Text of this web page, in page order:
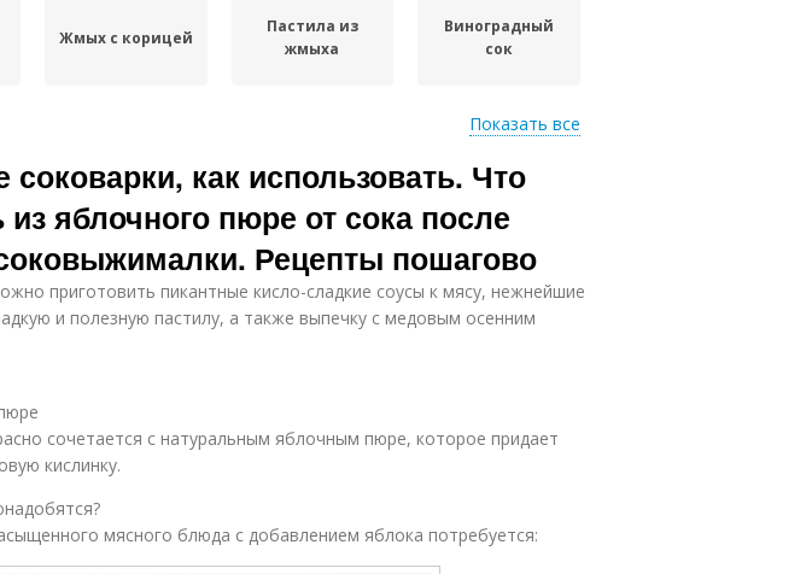
Жмых с корицей
Пастила из
жмыха
Виноградный
сок
Печение из
жмыха
Яблочный жмых
Мармелад из
яблочного
жмыха
Показать все
как использовать. Что
из яблочного пюре от сока после
Рецепты пошагово
приготовить пикантные кисло-сладкие соусы к мясу, нежнейшие
и полезную пастилу, а также выпечку с медовым осенним
сочетается с натуральным яблочным пюре, которое придает
кислинку.
мясного блюда с добавлением яблока потребуется: